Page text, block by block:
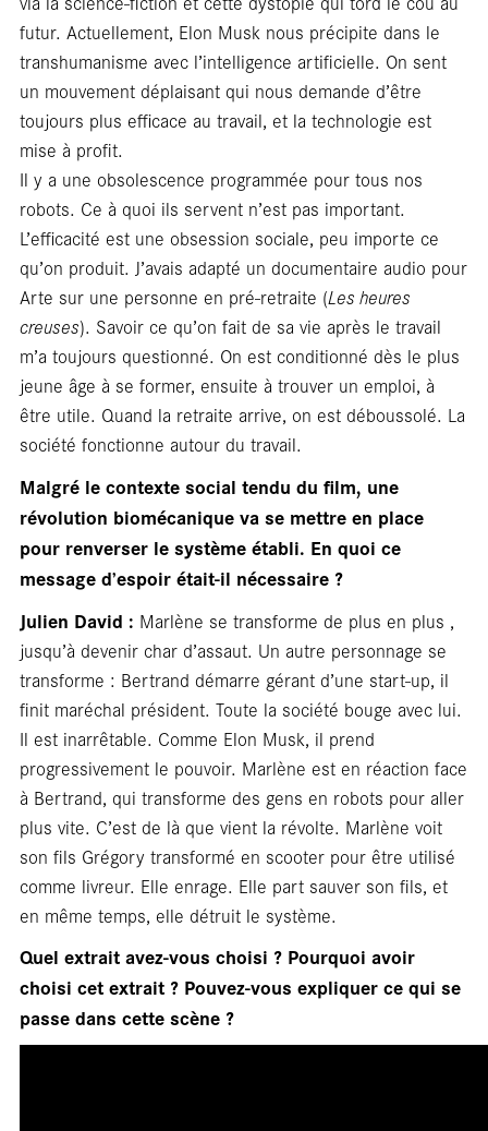
futur. Actuellement, Elon Musk nous précipite dans le
transhumanisme avec l’intelligence artificielle. On sent
un mouvement déplaisant qui nous demande d’être
toujours plus efficace au travail, et la technologie est
mise à profit.
Il y a une obsolescence programmée pour tous nos
robots. Ce à quoi ils servent n’est pas important.
L’efficacité est une obsession sociale, peu importe ce
qu’on produit. J’avais adapté un documentaire audio pour
Arte sur une personne en pré-retraite (Les heures
creuses). Savoir ce qu’on fait de sa vie après le travail
m’a toujours questionné. On est conditionné dès le plus
jeune âge à se former, ensuite à trouver un emploi, à
être utile. Quand la retraite arrive, on est déboussolé. La
société fonctionne autour du travail.
Malgré le contexte social tendu du film, une
révolution biomécanique va se mettre en place
pour renverser le système établi. En quoi ce
message d’espoir était-il nécessaire ?
Julien David : Marlène se transforme de plus en plus ,
jusqu’à devenir char d’assaut. Un autre personnage se
transforme : Bertrand démarre gérant d’une start-up, il
finit maréchal président. Toute la société bouge avec lui.
Il est inarrêtable. Comme Elon Musk, il prend
progressivement le pouvoir. Marlène est en réaction face
à Bertrand, qui transforme des gens en robots pour aller
plus vite. C’est de là que vient la révolte. Marlène voit
son fils Grégory transformé en scooter pour être utilisé
comme livreur. Elle enrage. Elle part sauver son fils, et
en même temps, elle détruit le système.
Quel extrait avez-vous choisi ? Pourquoi avoir
choisi cet extrait ? Pouvez-vous expliquer ce qui se
passe dans cette scène ?